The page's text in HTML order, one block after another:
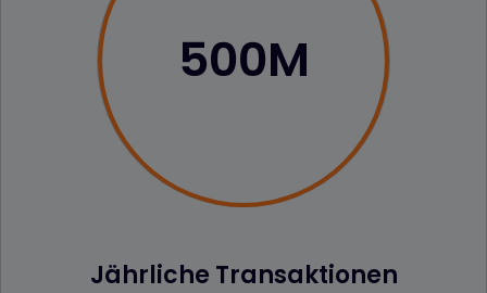
500M
Jährliche Transaktionen